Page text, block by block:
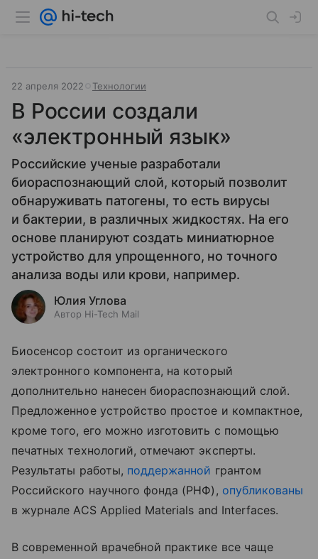
22 апреля 2022 Технологии
В России создали
«электронный язык»
Российские ученые разработали
биораспознающий слой, который позволит
обнаруживать патогены, то есть вирусы
и бактерии, в различных жидкостях. На его
основе планируют создать миниатюрное
устройство для упрощенного, но точного
анализа воды или крови, например.
Юлия Углова
Автор Hi-Tech Mail
Биосенсор состоит из органического
электронного компонента, на который
дополнительно нанесен биораспознающий слой.
Предложенное устройство простое и компактное,
кроме того, его можно изготовить с помощью
печатных технологий, отмечают эксперты.
Результаты работы, поддержанной грантом
Российского научного фонда (РНФ), опубликованы
в журнале ACS Applied Materials and Interfaces.
В современной врачебной практике все чаще